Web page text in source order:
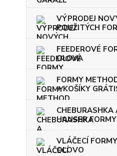
VÝPRODEJ
POUŽITÝCH
FEEDEROVÉ
OLOVA
FORMY
+ KOŠÍKY
CHEBURASHKA
HAUSER FORMY
VLÁČECÍ
OLOVO